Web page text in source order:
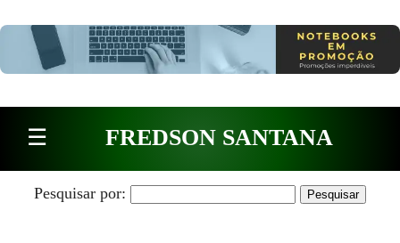
☰ FREDSON SANTANA
Pesquisar por: